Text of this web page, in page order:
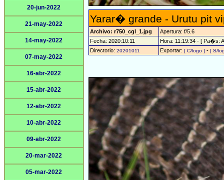
20-jun-2022
21-may-2022
14-may-2022
07-may-2022
16-abr-2022
15-abr-2022
12-abr-2022
10-abr-2022
09-abr-2022
20-mar-2022
05-mar-2022
Yarar� grande - Urutu pit
Archivo: r750_cgl_1.jpg
Apertura: f/5.6
Fecha: 2020:10:11
Hora: 11:19:34 - [ Pa�s:
Directorio: 20201011 Exportar: [ C/logo ] - [ S/